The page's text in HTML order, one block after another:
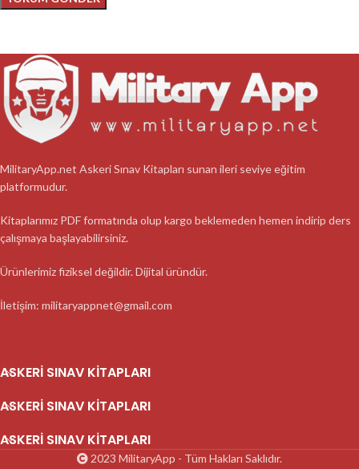
MilitaryApp.net Askeri Sınav Kitapları sunan ileri seviye eğitim
platformudur.
Kitaplarımız PDF formatında olup kargo beklemeden hemen indirip ders
çalışmaya başlayabilirsiniz.
Ürünlerimiz fiziksel değildir. Dijital üründür.
İletişim: militaryappnet@gmail.com
ASKERI SINAV KITAPLARI
ASKERI SINAV KITAPLARI
ASKERI SINAV KITAPLARI
2023 MilitaryApp - Tüm Hakları Saklıdır.